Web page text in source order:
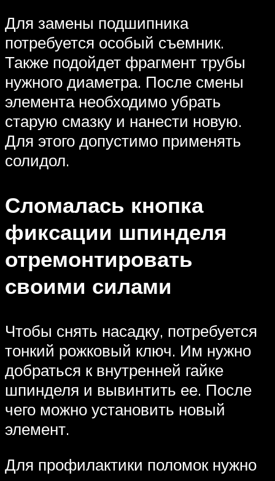
Для замены подшипника
потребуется особый съемник.
Также подойдет фрагмент трубы
нужного диаметра. После смены
элемента необходимо убрать
старую смазку и нанести новую.
Для этого допустимо применять
солидол.
Сломалась кнопка
фиксации шпинделя
отремонтировать
своими силами
Чтобы снять насадку, потребуется
тонкий рожковый ключ. Им нужно
добраться к внутренней гайке
шпинделя и вывинтить ее. После
чего можно установить новый
элемент.
Для профилактики поломок нужно